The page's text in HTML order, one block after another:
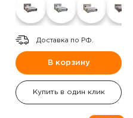
Доставка по РФ.
В корзину
Купить в один клик